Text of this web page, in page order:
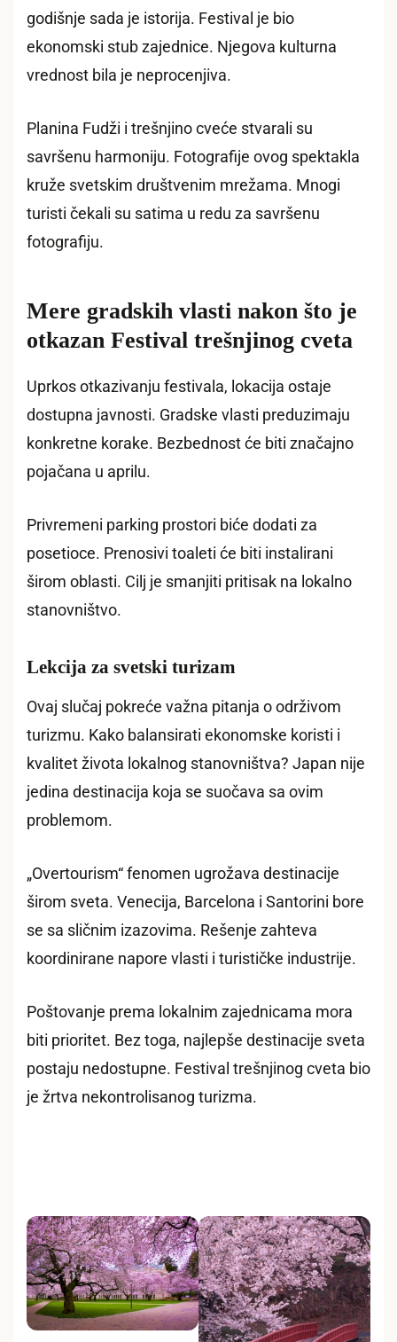
godišnje sada je istorija. Festival je bio
ekonomski stub zajednice. Njegova kulturna
vrednost bila je neprocenjiva.
Planina Fudži i trešnjino cveće stvarali su
savršenu harmoniju. Fotografije ovog spektakla
kruže svetskim društvenim mrežama. Mnogi
turisti čekali su satima u redu za savršenu
fotografiju.
Mere gradskih vlasti nakon što je
otkazan Festival trešnjinog cveta
Uprkos otkazivanju festivala, lokacija ostaje
dostupna javnosti. Gradske vlasti preduzimaju
konkretne korake. Bezbednost će biti značajno
pojačana u aprilu.
Privremeni parking prostori biće dodati za
posetioce. Prenosivi toaleti će biti instalirani
širom oblasti. Cilj je smanjiti pritisak na lokalno
stanovništvo.
Lekcija za svetski turizam
Ovaj slučaj pokreće važna pitanja o održivom
turizmu. Kako balansirati ekonomske koristi i
kvalitet života lokalnog stanovništva? Japan nije
jedina destinacija koja se suočava sa ovim
problemom.
„Overtourism“ fenomen ugrožava destinacije
širom sveta. Venecija, Barcelona i Santorini bore
se sa sličnim izazovima. Rešenje zahteva
koordinirane napore vlasti i turističke industrije.
Poštovanje prema lokalnim zajednicama mora
biti prioritet. Bez toga, najlepše destinacije sveta
postaju nedostupne. Festival trešnjinog cveta bio
je žrtva nekontrolisanog turizma.